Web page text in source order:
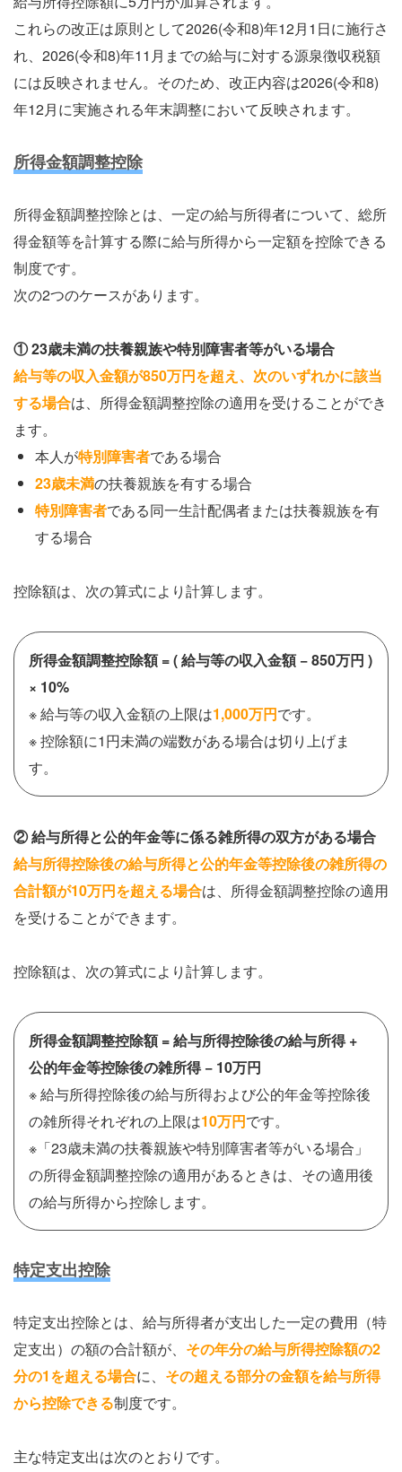
これらの改正は原則として2026(令和8)年12月1日に施行さ
れ、2026(令和8)年11月までの給与に対する源泉徴収税額
には反映されません。そのため、改正内容は2026(令和8)
年12月に実施される年末調整において反映されます。
所得金額調整控除
所得金額調整控除とは、一定の給与所得者について、総所
得金額等を計算する際に給与所得から一定額を控除できる
制度です。
次の2つのケースがあります。
① 23歳未満の扶養親族や特別障害者等がいる場合
給与等の収入金額が850万円を超え、次のいずれかに該当
する場合は、所得金額調整控除の適用を受けることができ
ます。
本人が特別障害者である場合
23歳未満の扶養親族を有する場合
特別障害者である同一生計配偶者または扶養親族を有
する場合
控除額は、次の算式により計算します。
所得金額調整控除額 = ( 給与等の収入金額 − 850万円 )
× 10%
※ 給与等の収入金額の上限は1,000万円です。
※ 控除額に1円未満の端数がある場合は切り上げま
す。
② 給与所得と公的年金等に係る雑所得の双方がある場合
給与所得控除後の給与所得と公的年金等控除後の雑所得の
合計額が10万円を超える場合は、所得金額調整控除の適用
を受けることができます。
控除額は、次の算式により計算します。
所得金額調整控除額 = 給与所得控除後の給与所得 +
公的年金等控除後の雑所得 − 10万円
※ 給与所得控除後の給与所得および公的年金等控除後
の雑所得それぞれの上限は10万円です。
※「23歳未満の扶養親族や特別障害者等がいる場合」
の所得金額調整控除の適用があるときは、その適用後
の給与所得から控除します。
特定支出控除
特定支出控除とは、給与所得者が支出した一定の費用（特
定支出）の額の合計額が、 その年分の給与所得控除額の2
分の1を超える場合に、 その超える部分の金額を給与所得
から控除できる制度です。
主な特定支出は次のとおりです。